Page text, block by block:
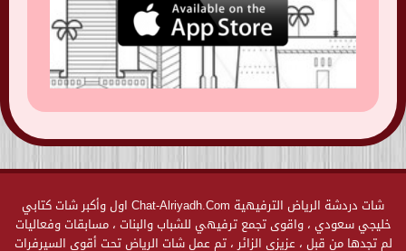
شات دردشة الرياض الترفيهية Chat-Alriyadh.Com اول وأكبر شات كتابي
خليجي سعودي ، واقوى تجمع ترفيهي للشباب والبنات ، مسابقات وفعاليات
لم تجدها من قبل ، عزيزي الزائر ، تم عمل شات الرياض تحت أقوى السيرفرات